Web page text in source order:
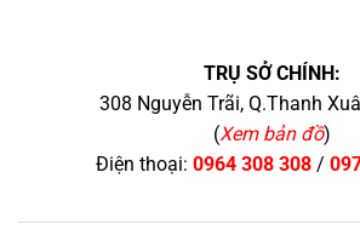
TRỤ SỞ CHÍNH:
308 Nguyễn Trãi, Q.Thanh
(Xem bản đồ)
Điện thoại: 0964 308 308/